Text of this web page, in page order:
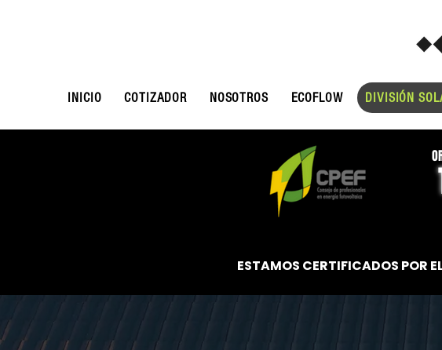
INICIO COTIZADOR NOSOTROS ECOFLOW DIVISIÓN
ESTAMOS CERTIFICADOS POR